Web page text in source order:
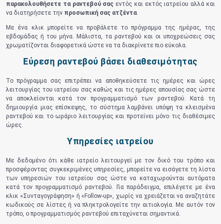
παρακολουθήσετε τα ραντεβού σας εντός και εκτός ιατρείου αλλά και
να διατηρήσετε την προσωπική σας ατζέντα.
Με ένα κλικ μπορείτε να προβάλετε το πρόγραμμα της ημέρας, της
εβδομάδας ή του μήνα. Μάλιστα, τα ραντεβού και οι υποχρεώσεις σας
χρωματίζονται διαφορετικά ώστε να τα διακρίνετε πιο εύκολα.
Εύρεση ραντεβού βάσει διαθεσιμότητας
Το πρόγραμμα σας επιτρέπει να αποθηκεύσετε τις ημέρες και ώρες
λειτουργίας του ιατρείου σας καθώς και τις ημέρες απουσίας σας ώστε
να αποκλείονται κατά τον προγραμματισμό των ραντεβού. Κατά τη
δημιουργία μιας επίσκεψης, το σύστημα λαμβάνει υπόψη τα κλεισμένα
ραντεβού και το ωράριο λειτουργίας και προτείνει μόνο τις διαθέσιμες
ώρες.
Υπηρεσίες ιατρείου
Με δεδομένο ότι κάθε ιατρείο λειτουργεί με τον δικό του τρόπο και
προσφέροντας συγκεκριμένες υπηρεσίες, μπορείτε να εισάγετε τη λίστα
των υπηρεσιών του ιατρείου σας ώστε να καταχωρούνται αυτόματα
κατά τον προγραμματισμό ραντεβού. Για παράδειγμα, επιλέγετε με ένα
κλικ «Συνταγογράφηση» ή «Follow-up», χωρίς να χρειάζεται να αναζητάτε
κωδικούς σε λίστες ή να πληκτρολογείτε την αιτιολογία. Με αυτόν τον
τρόπο, ο προγραμματισμός ραντεβού επιταχύνεται σημαντικά.